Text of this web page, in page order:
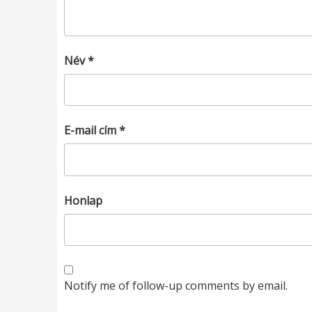
Név*
E-mail cím*
Honlap
Notify me of follow-up comments by email.